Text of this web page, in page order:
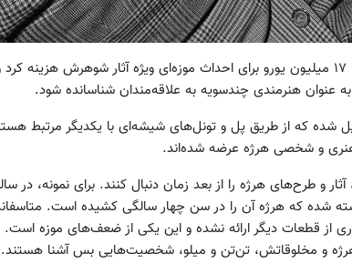
فانی رودول، همسر هرژه، مجموعا ۱۷ میلیون یورو برای احداث موزه‌ای ویژه‌ آثار شوهرش
هنرمندی چندسویه به علاقه‌مندان شناسانده شود.
شده که از طریق پل و تونل‌های شیشه‌ای با یکدیگر مرتبط
و شخصی هرژه عرضه شده‌اند.
آثار و طرح‌های هرژه را از بعد زمان دنبال کنند. برای نمونه،
شده که هرژه آن را در سن چهار سالگی کشیده است.
از قطعات دیگر ارائه نشده و این یکی از ضعف‌های موزه است.
هرژه و مخلوقاتش، تن‌تن و میلو، شخصیت‌هایی بس آشنا هستند.